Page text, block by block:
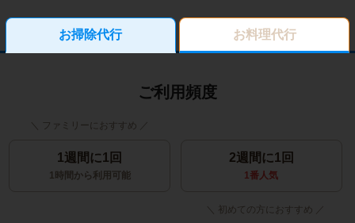
お掃除代行 お料理代行
ご利用頻度
1週間に1回
1時間から利用可能
2週間に1回
1番人気